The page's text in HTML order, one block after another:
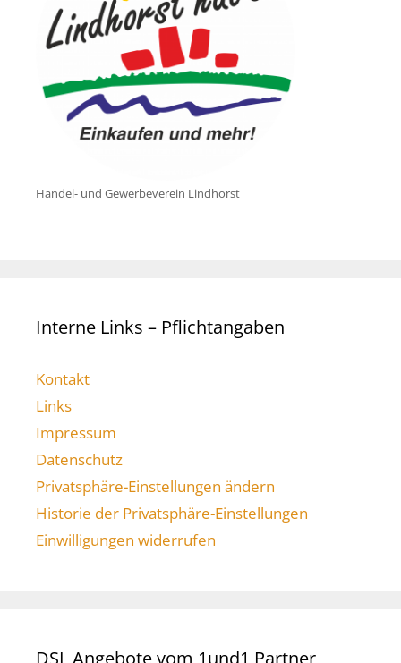
Handel- und Gewerbeverein Lindhorst
Interne Links – Pflichtangaben
Kontakt
Links
Impressum
Datenschutz
Privatsphäre-Einstellungen ändern
Historie der Privatsphäre-Einstellungen
Einwilligungen widerrufen